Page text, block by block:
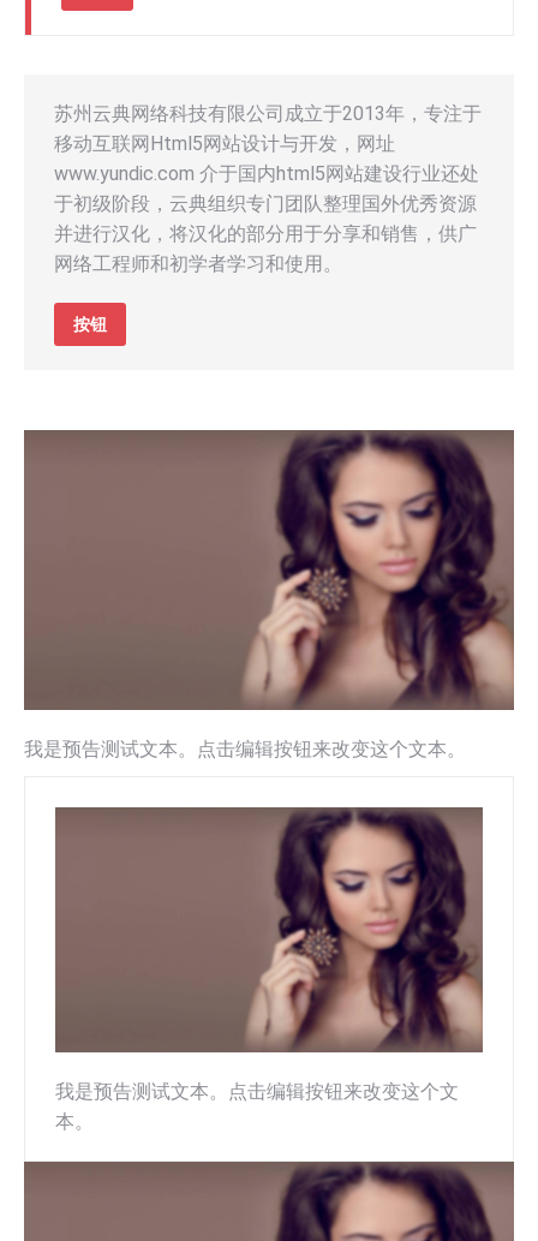
苏州云典网络科技有限公司成立于2013年，专注于
移动互联网Html5网站设计与开发，网址
www.yundic.com 介于国内html5网站建设行业还处
于初级阶段，云典组织专门团队整理国外优秀资源
并进行汉化，将汉化的部分用于分享和销售，供广
网络工程师和初学者学习和使用。
按钮
我是预告测试文本。点击编辑按钮来改变这个文本。
我是预告测试文本。点击编辑按钮来改变这个文
本。